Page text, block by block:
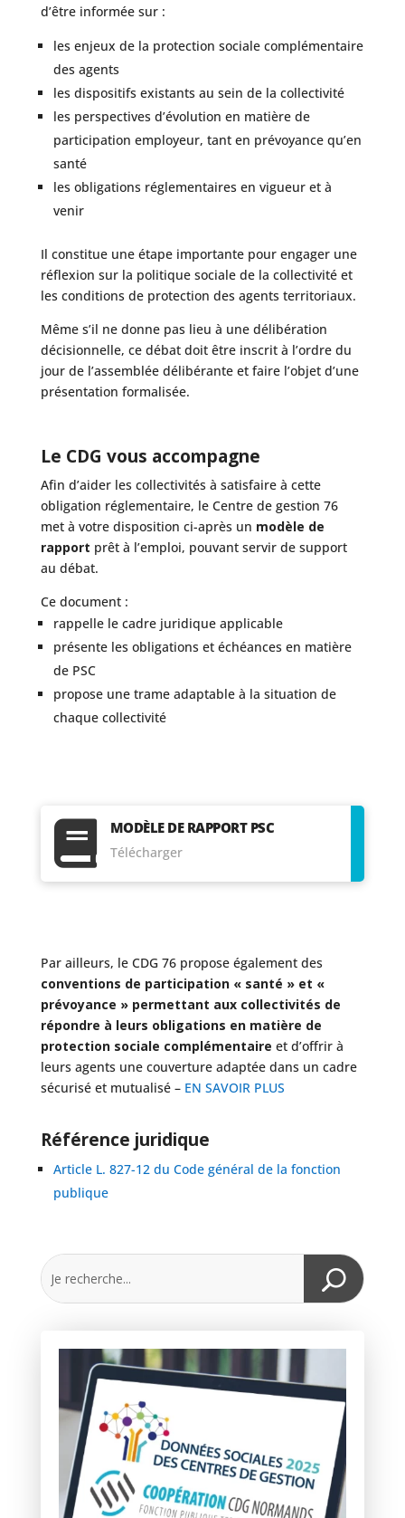
d’être informée sur :
les enjeux de la protection sociale complémentaire
des agents
les dispositifs existants au sein de la collectivité
les perspectives d’évolution en matière de
participation employeur, tant en prévoyance qu’en
santé
les obligations réglementaires en vigueur et à
venir
Il constitue une étape importante pour engager une
réflexion sur la politique sociale de la collectivité et
les conditions de protection des agents territoriaux.
Même s’il ne donne pas lieu à une délibération
décisionnelle, ce débat doit être inscrit à l’ordre du
jour de l’assemblée délibérante et faire l’objet d’une
présentation formalisée.
Le CDG vous accompagne
Afin d’aider les collectivités à satisfaire à cette
obligation réglementaire, le Centre de gestion 76
met à votre disposition ci-après un modèle de
rapport prêt à l’emploi, pouvant servir de support
au débat.
Ce document :
rappelle le cadre juridique applicable
présente les obligations et échéances en matière
de PSC
propose une trame adaptable à la situation de
chaque collectivité
 MODÈLE DE RAPPORT PSC
Télécharger
Par ailleurs, le CDG 76 propose également des
conventions de participation « santé » et «
prévoyance » permettant aux collectivités de
répondre à leurs obligations en matière de
protection sociale complémentaire et d’offrir à
leurs agents une couverture adaptée dans un cadre
sécurisé et mutualisé – EN SAVOIR PLUS
Référence juridique
Article L. 827-12 du Code général de la fonction
publique